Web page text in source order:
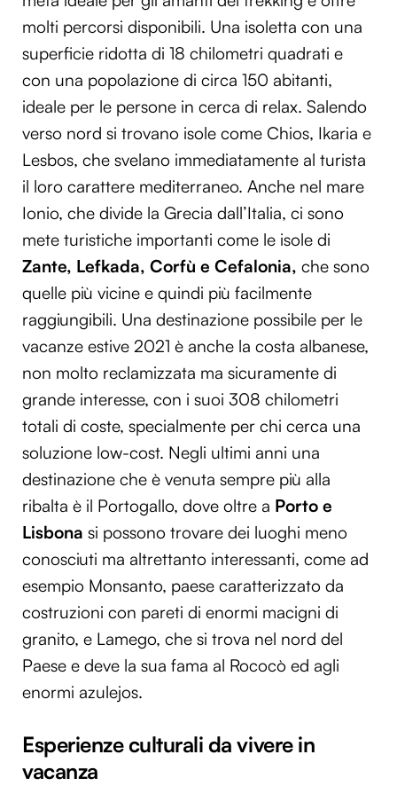
molti percorsi disponibili. Una isoletta con una
superficie ridotta di 18 chilometri quadrati e
con una popolazione di circa 150 abitanti,
ideale per le persone in cerca di relax. Salendo
verso nord si trovano isole come Chios, Ikaria e
Lesbos, che svelano immediatamente al turista
il loro carattere mediterraneo. Anche nel mare
Ionio, che divide la Grecia dall’Italia, ci sono
mete turistiche importanti come le isole di
Zante, Lefkada, Corfù e Cefalonia, che sono
quelle più vicine e quindi più facilmente
raggiungibili. Una destinazione possibile per le
vacanze estive 2021 è anche la costa albanese,
non molto reclamizzata ma sicuramente di
grande interesse, con i suoi 308 chilometri
totali di coste, specialmente per chi cerca una
soluzione low-cost. Negli ultimi anni una
destinazione che è venuta sempre più alla
ribalta è il Portogallo, dove oltre a Porto e
Lisbona si possono trovare dei luoghi meno
conosciuti ma altrettanto interessanti, come ad
esempio Monsanto, paese caratterizzato da
costruzioni con pareti di enormi macigni di
granito, e Lamego, che si trova nel nord del
Paese e deve la sua fama al Rococò ed agli
enormi azulejos.
Esperienze culturali da vivere in
vacanza